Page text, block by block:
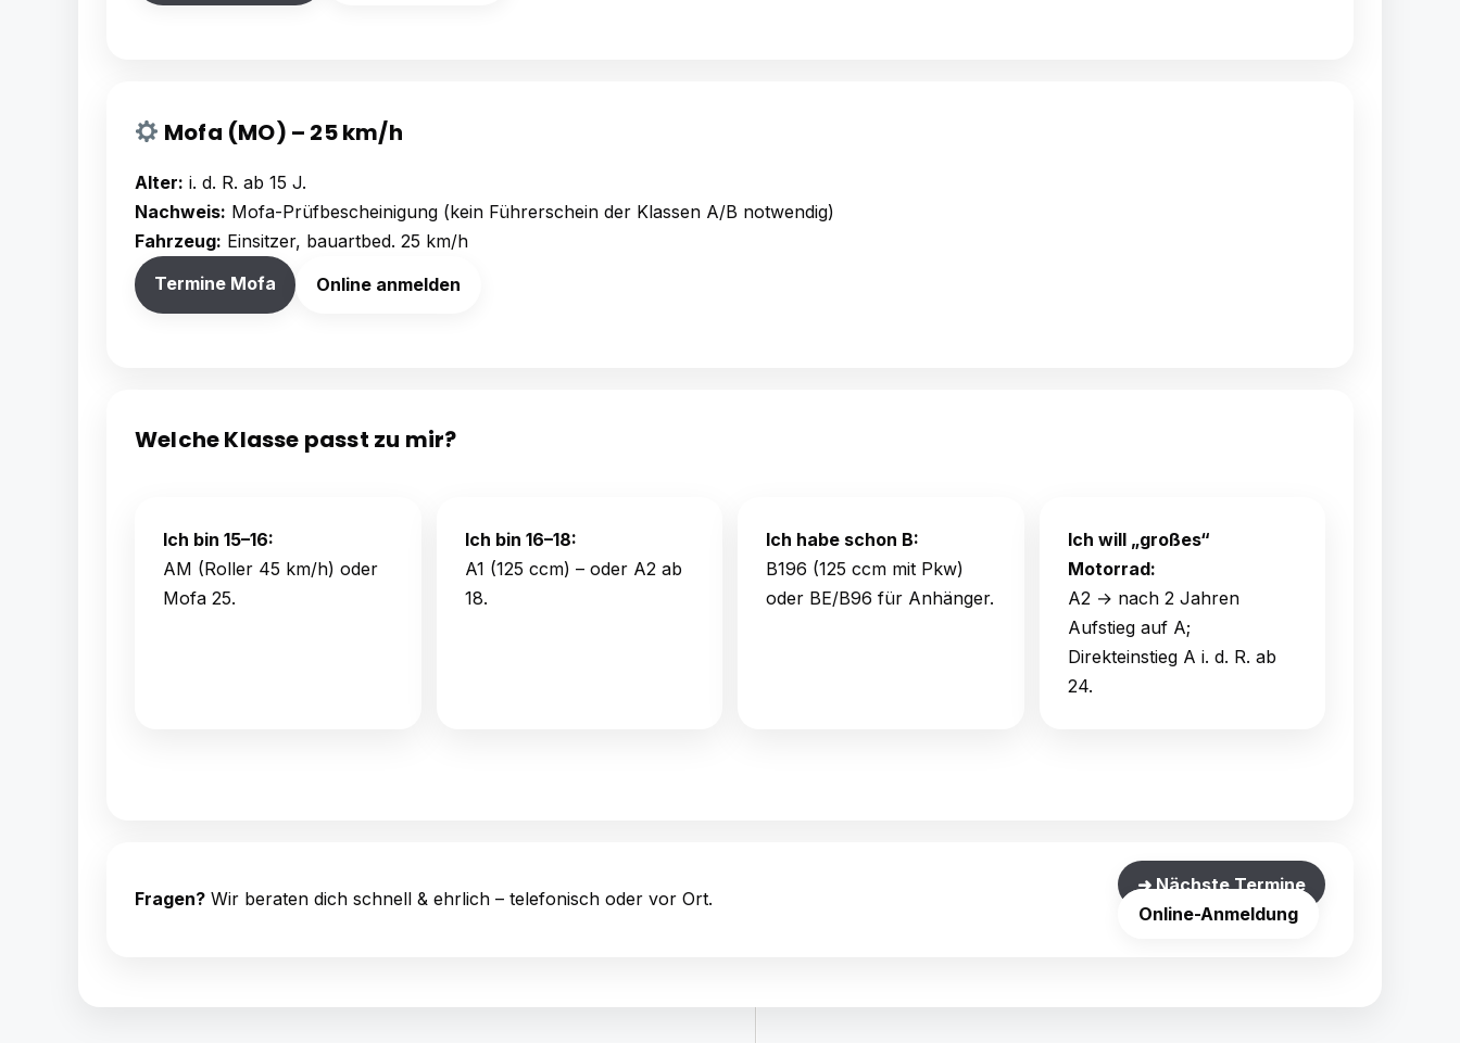
Mofa (MO) – 25 km/h
Alter: i. d. R. ab 15 J.
Nachweis: Mofa-Prüfbescheinigung (kein Führerschein der Klassen A/B notwendig)
Fahrzeug: Einsitzer, bauartbed. 25 km/h
Termine Mofa
Online anmelden
Welche Klasse passt zu mir?
Ich bin 15–16:
AM (Roller 45 km/h) oder
Mofa 25.
Ich bin 16–18:
A1 (125 ccm) – oder A2 ab
18.
Ich habe schon B:
B196 (125 ccm mit Pkw)
oder BE/B96 für Anhänger.
Ich will „großes“
Motorrad:
A2 → nach 2 Jahren
Aufstieg auf A;
Direkteinstieg A i. d. R. ab
24.
Fragen? Wir beraten dich schnell & ehrlich – telefonisch oder vor Ort.
➜ Nächste Termine
Online-Anmeldung